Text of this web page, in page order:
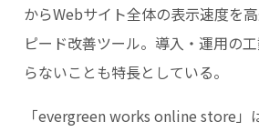
からWebサイト全体の表示速度を
ピード改善ツール。導入・運用の
らないことも特長としている。
「evergreen works online store」